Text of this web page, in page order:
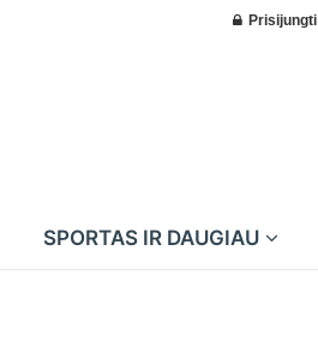
Prisijungti
SPORTAS IR DAUGIAU